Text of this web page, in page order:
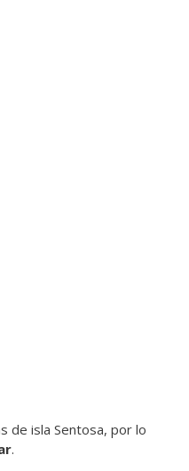
de isla Sentosa, por lo
.